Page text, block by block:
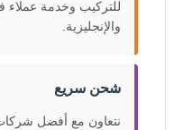
للتركيب وخدمة عملاء
والإنجليزية.
شحن سريع
نتعاون مع أفضل